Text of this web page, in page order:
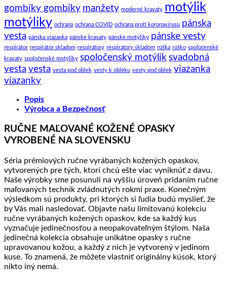
gombíky gombíky manžety moderné kravaty motýlik
motýliky ochrana ochrana COVID ochrana proti koronavírusu pánska
vesta pánska viazanka pánske kravaty pánske motýliky pánske vesty
respirátor respirátor skladom respirátory respirátory skladom rúška rúško spoloćenské
kravaty spoločenské motýliky spoločenský motýlik svadobná
vesta vesta vesta pod oblek vesty k obleku vesty pod oblek viazanka
viazanky
Popis
Výrobca a Bezpečnosť
RUČNE MAĽOVANÉ KOŽENÉ OPASKY
VYROBENÉ NA SLOVENSKU
Séria prémiových ručne vyrábaných kožených opaskov,
vytvorených pre tých, ktorí chcú ešte viac vyniknúť z davu.
Naše výrobky sme posunuli na vyššiu úroveň pridaním ručne
maľovaných techník zvládnutých rokmi praxe. Konečným
výsledkom sú produkty, pri ktorých si ľudia budú myslieť, že
by Vás mali nasledovať. Objavte našu limitovanú kolekciu
ručne vyrábaných kožených opaskov, kde sa každý kus
vyznačuje jedinečnosťou a neopakovateľným štýlom. Naša
jedinečná kolekcia obsahuje unikátne opasky s ručne
upravovanou kožou, a každý z nich je vytvorený v jedinom
kuse. To znamená, že môžete vlastniť originálny kúsok, ktorý
nikto iný nemá.